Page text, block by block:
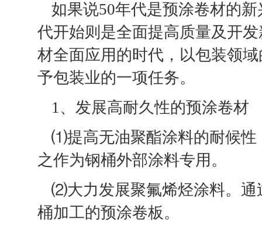
如果说50年代是预涂卷材的
代开始则是全面提高质量及开
材全面应用的时代，以包装领
予包装业的一项任务。
1、发展高耐久性的预涂卷材
⑴提高无油聚酯涂料的耐候性
之作为钢桶外部涂料专用。
⑵大力发展聚氟烯烃涂料。通
桶加工的预涂卷板。